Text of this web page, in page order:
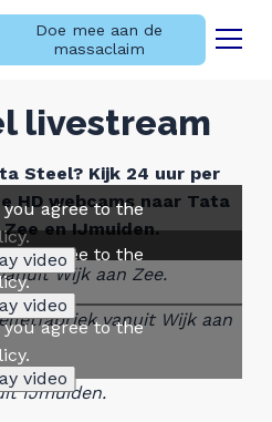
Doe mee aan de
massaclaim
Menu
×
aangifte
livestream
Steel? Kijk 24 uur per
HD webcams naar Tata
en IJmuiden.
video
agree to the
video
agree to the
Wijk aan Zee.
video
agree to the
vanuit Wijk aan
video
agree to the
IJmuiden.